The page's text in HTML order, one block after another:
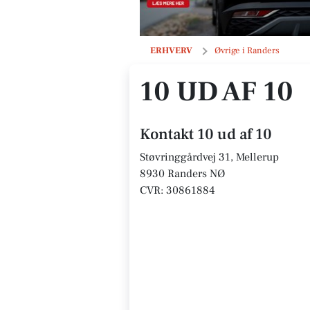
ERHVERV Øvrige i Randers
10 ud af 10
10 UD AF 10
Kontakt 10 ud af 10
Støvringgårdvej 31, Mellerup
8930 Randers NØ
CVR: 30861884